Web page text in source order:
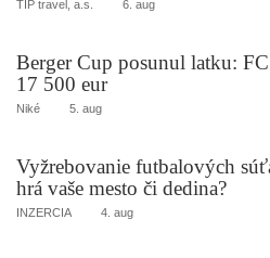
TIP travel, a.s. 6. aug
Berger Cup posunul latku:
17 500 eur
Niké 5. aug
Vyžrebovanie futbalových
hrá vaše mesto či dedina?
INZERCIA 4. aug